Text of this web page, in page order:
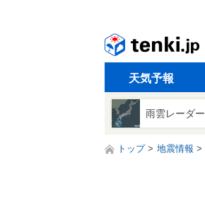
天気予報
雨雲レーダー
トップ 地震情報